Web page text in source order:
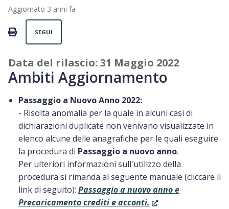
Aggiornato 3 anni fa
PRINT
SEGUI
Data del rilascio: 31 Maggio 2022
Ambiti Aggiornamento
Passaggio a Nuovo Anno 2022:
- Risolta anomalia per la quale in alcuni casi di
dichiarazioni duplicate non venivano visualizzate in
elenco alcune delle anagrafiche per le quali eseguire
la procedura di Passaggio a nuovo anno.
Per ulteriori informazioni sull'utilizzo della
procedura si rimanda al seguente manuale (cliccare il
link di seguito): Passaggio a nuovo anno e
Precaricamento crediti e acconti.